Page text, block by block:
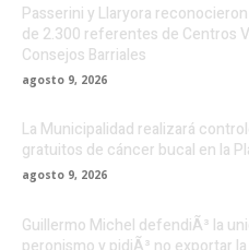
Passerini y Llaryora
de 2.300 referentes de Centros
Consejos Barriales
agosto 9, 2026
La Municipalidad realizará
gratuitos de cáncer bucal en la
agosto 9, 2026
Guillermo Michel defendiÃ³ la